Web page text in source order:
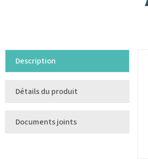
Description
Détails du produit
Documents joints